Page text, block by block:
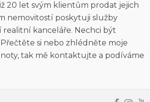
20 let svým klientům prodat jejich
nemovitostí poskytuji služby
kanceláře. Nechci být
si nebo zhlédněte moje
tak mě kontaktujte a podíváme